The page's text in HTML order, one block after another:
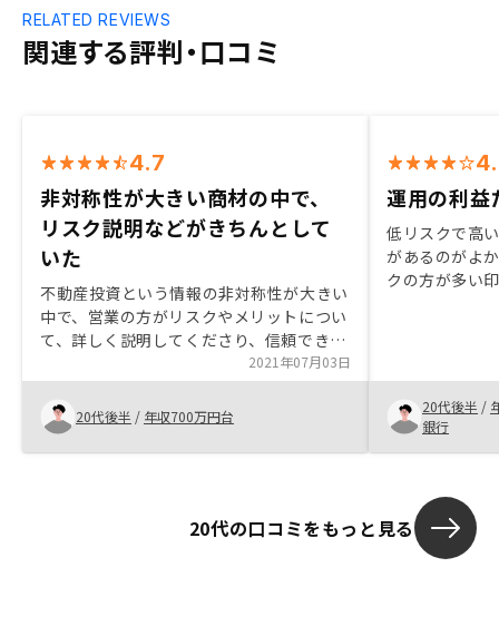
関連する評判・口コミ
RELATED REVIEWS
4.7
非対称性が大きい商材の中で、
リスク説明などがきちんとして
いた
不動産投資という情報の非対称性が大きい
中で、営業の方がリスクやメリットについ
て、詳しく説明してくださり、信頼できた
2021年07月03日
20代後半 / 年収700万円台
運用の利益
低リスクで高
があるのがよ
クの方が多い
20代後半 /
銀行
20代の口コミをもっと見る